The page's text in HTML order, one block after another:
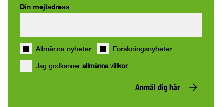
Din mejladress
Allmänna nyheter Forskningsnyheter
Jag godkänner allmänna villkor
Anmäl dig här